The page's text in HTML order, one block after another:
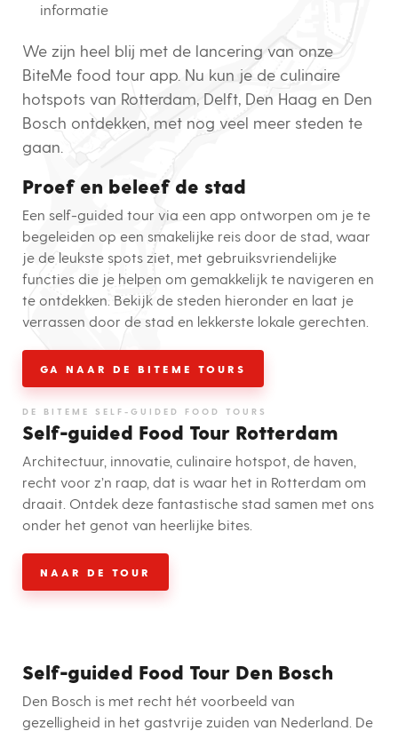
informatie
We zijn heel blij met de lancering van onze
BiteMe food tour app. Nu kun je de culinaire
hotspots van Rotterdam, Delft, Den Haag en Den
Bosch ontdekken, met nog veel meer steden te
gaan.
Proef en beleef de stad
Een self-guided tour via een app ontworpen om je te
begeleiden op een smakelijke reis door de stad, waar
je de leukste spots ziet, met gebruiksvriendelijke
functies die je helpen om gemakkelijk te navigeren en
te ontdekken. Bekijk de steden hieronder en laat je
verrassen door de stad en lekkerste lokale gerechten.
GA NAAR DE BITEME TOURS
DE BITEME SELF-GUIDED FOOD TOURS
Self-guided Food Tour Rotterdam
Architectuur, innovatie, culinaire hotspot, de haven,
recht voor z’n raap, dat is waar het in Rotterdam om
draait. Ontdek deze fantastische stad samen met ons
onder het genot van heerlijke bites.
NAAR DE TOUR
Self-guided Food Tour Den Bosch
Den Bosch is met recht hét voorbeeld van
gezelligheid in het gastvrije zuiden van Nederland. De